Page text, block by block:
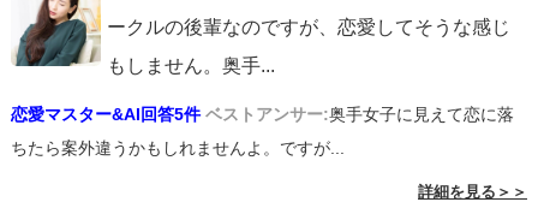
ークルの後輩なのですが、恋愛してそうな感じ
もしません。奥手...
恋愛マスター&AI回答5件 ベストアンサー:奥手女子に見えて恋に落
ちたら案外違うかもしれませんよ。ですが...
詳細を見る＞＞